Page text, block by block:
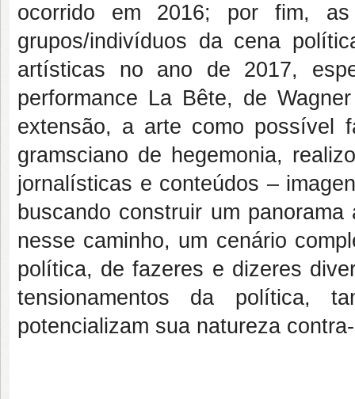
ocorrido em 2016; por fim, as
grupos/indivíduos da cena
artísticas no ano de 2017,
performance La Bête, de
extensão, a arte como possível
gramsciano de hegemonia,
jornalísticas e conteúdos –
buscando construir um
nesse caminho, um cenário
política, de fazeres e dizeres
tensionamentos da política,
potencializam sua natureza